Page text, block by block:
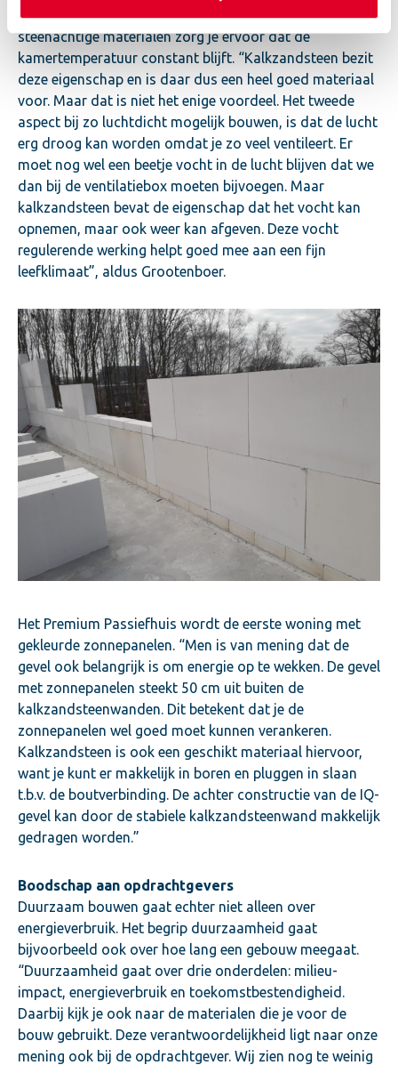
van de warmte accumulerende eigenschap van
steenachtige materialen zorg je ervoor dat de
kamertemperatuur constant blijft. “Kalkzandsteen bezit
deze eigenschap en is daar dus een heel goed materiaal
voor. Maar dat is niet het enige voordeel. Het tweede
aspect bij zo luchtdicht mogelijk bouwen, is dat de lucht
erg droog kan worden omdat je zo veel ventileert. Er
moet nog wel een beetje vocht in de lucht blijven dat we
dan bij de ventilatiebox moeten bijvoegen. Maar
kalkzandsteen bevat de eigenschap dat het vocht kan
opnemen, maar ook weer kan afgeven. Deze vocht
regulerende werking helpt goed mee aan een fijn
leefklimaat”, aldus Grootenboer.
Het Premium Passiefhuis wordt de eerste woning met
gekleurde zonnepanelen. “Men is van mening dat de
gevel ook belangrijk is om energie op te wekken. De gevel
met zonnepanelen steekt 50 cm uit buiten de
kalkzandsteenwanden. Dit betekent dat je de
zonnepanelen wel goed moet kunnen verankeren.
Kalkzandsteen is ook een geschikt materiaal hiervoor,
want je kunt er makkelijk in boren en pluggen in slaan
t.b.v. de boutverbinding. De achter constructie van de IQ-
gevel kan door de stabiele kalkzandsteenwand makkelijk
gedragen worden.”
Boodschap aan opdrachtgevers
Duurzaam bouwen gaat echter niet alleen over
energieverbruik. Het begrip duurzaamheid gaat
bijvoorbeeld ook over hoe lang een gebouw meegaat.
“Duurzaamheid gaat over drie onderdelen: milieu-
impact, energieverbruik en toekomstbestendigheid.
Daarbij kijk je ook naar de materialen die je voor de
bouw gebruikt. Deze verantwoordelijkheid ligt naar onze
mening ook bij de opdrachtgever. Wij zien nog te weinig